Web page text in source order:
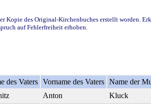
des Original-Kirchenbuches erstellt worden.
auf Fehlerfreiheit erhoben.
des Vaters Vorname des Vaters Name der
Anton Kluck